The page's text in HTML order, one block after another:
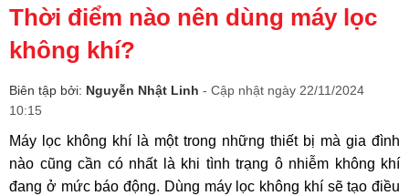
Thời điểm nào nên dùng máy lọc
không khí?
Biên tập bởi: Nguyễn Nhật Linh - Cập nhật ngày 22/11/2024
10:15
Máy lọc không khí là một trong những thiết bị mà gia đình
nào cũng cần có nhất là khi tình trạng ô nhiễm không khí
đang ở mức báo động. Dùng máy lọc không khí sẽ tạo điều